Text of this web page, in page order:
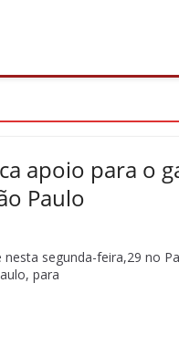
apoio para o
Paulo
segunda-feira,29 no
para